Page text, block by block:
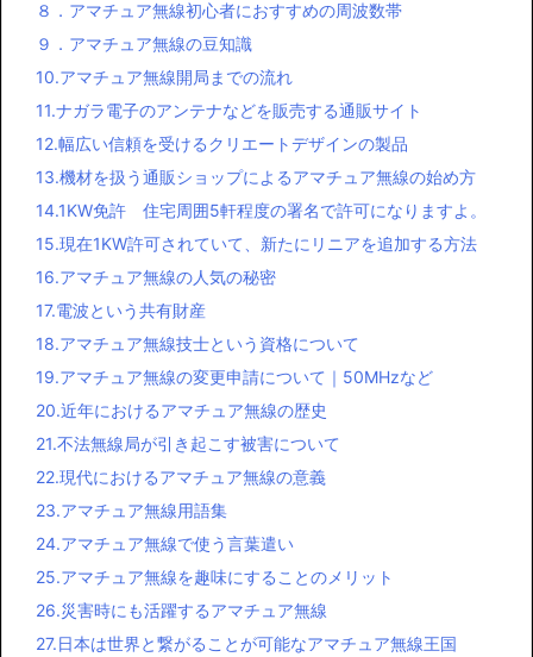
８．アマチュア無線初心者におすすめの周波数帯
９．アマチュア無線の豆知識
10.アマチュア無線開局までの流れ
11.ナガラ電子のアンテナなどを販売する通販サイト
12.幅広い信頼を受けるクリエートデザインの製品
13.機材を扱う通販ショップによるアマチュア無線の始め方
14.1KW免許 住宅周囲5軒程度の署名で許可になりますよ。
15.現在1KW許可されていて、新たにリニアを追加する方法
16.アマチュア無線の人気の秘密
17.電波という共有財産
18.アマチュア無線技士という資格について
19.アマチュア無線の変更申請について｜50MHzなど
20.近年におけるアマチュア無線の歴史
21.不法無線局が引き起こす被害について
22.現代におけるアマチュア無線の意義
23.アマチュア無線用語集
24.アマチュア無線で使う言葉遣い
25.アマチュア無線を趣味にすることのメリット
26.災害時にも活躍するアマチュア無線
27.日本は世界と繋がることが可能なアマチュア無線王国